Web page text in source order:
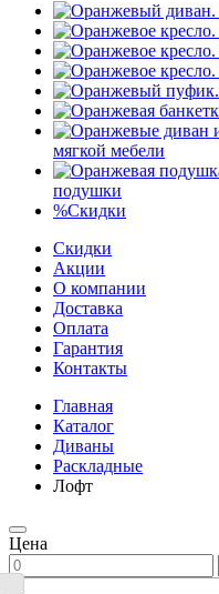
мягкой мебели
подушки
%Скидки
Скидки
Акции
О компании
Доставка
Оплата
Гарантия
Контакты
Главная
Каталог
Диваны
Раскладные
Лофт
Цена